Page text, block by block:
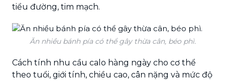
tiểu đường, tim mạch.
Ăn nhiều bánh pía có thể gây thừa cân, béo phì.
Cách tính nhu cầu calo hàng ngày cho cơ thể
theo tuổi, giới tính, chiều cao, cân nặng và mức độ